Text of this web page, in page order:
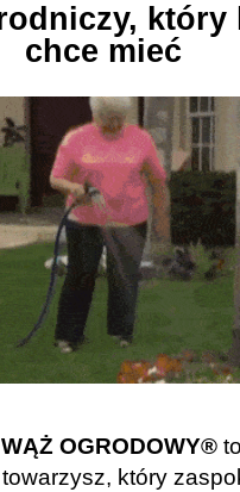
który
chce mieć
OGRODOWY®
który